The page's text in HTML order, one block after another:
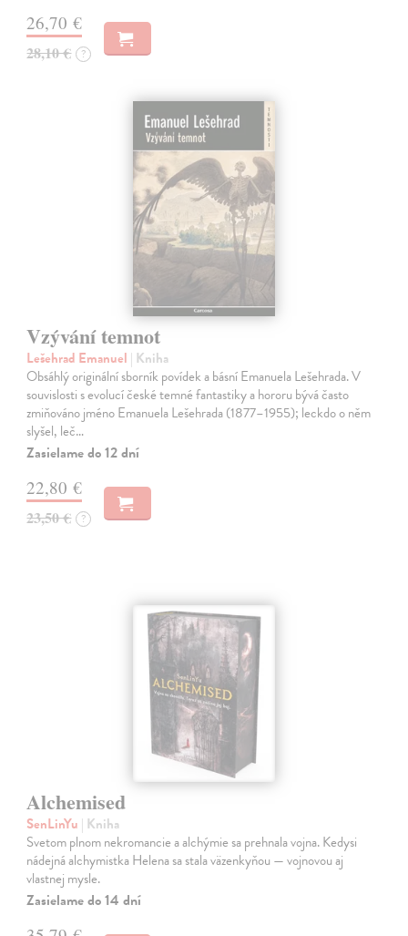
26,70 €
28,10 € ?
Vzývání temnot
Lešehrad Emanuel | Kniha
Obsáhlý originální sborník povídek a básní Emanuela Lešehrada. V
souvislosti s evolucí české temné fantastiky a hororu bývá často
zmiňováno jméno Emanuela Lešehrada (1877–1955); leckdo o něm
slyšel, leč…
Zasielame do 12 dní
22,80 €
23,50 € ?
Alchemised
SenLinYu | Kniha
Svetom plnom nekromancie a alchýmie sa prehnala vojna. Kedysi
nádejná alchymistka Helena sa stala väzenkyňou — vojnovou aj
vlastnej mysle.
Zasielame do 14 dní